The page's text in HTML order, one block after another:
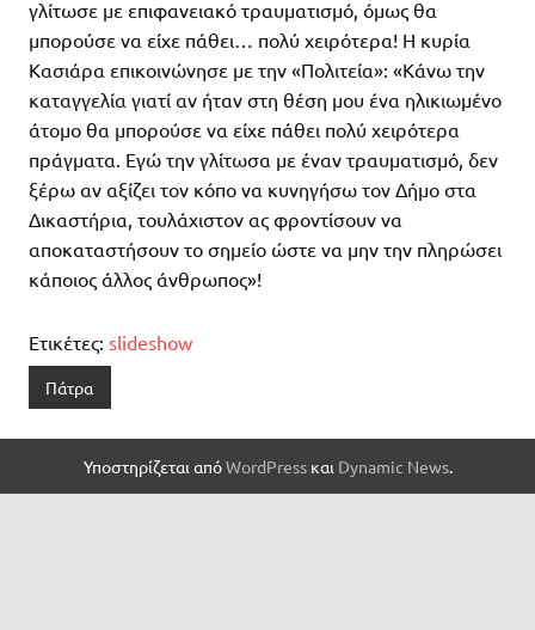
γλίτωσε με επιφανειακό τραυματισμό, όμως θα
μπορούσε να είχε πάθει… πολύ χειρότερα! Η κυρία
Κασιάρα επικοινώνησε με την «Πολιτεία»: «Κάνω την
καταγγελία γιατί αν ήταν στη θέση μου ένα ηλικιωμένο
άτομο θα μπορούσε να είχε πάθει πολύ χειρότερα
πράγματα. Εγώ την γλίτωσα με έναν τραυματισμό, δεν
ξέρω αν αξίζει τον κόπο να κυνηγήσω τον Δήμο στα
Δικαστήρια, τουλάχιστον ας φροντίσουν να
αποκαταστήσουν το σημείο ώστε να μην την πληρώσει
κάποιος άλλος άνθρωπος»!
Ετικέτες: slideshow
Πάτρα
Υποστηρίζεται απόWordPressκαι Dynamic News.